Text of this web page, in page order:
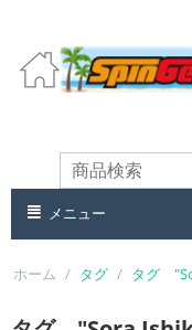
メニュー
ホーム / タグ / タグ